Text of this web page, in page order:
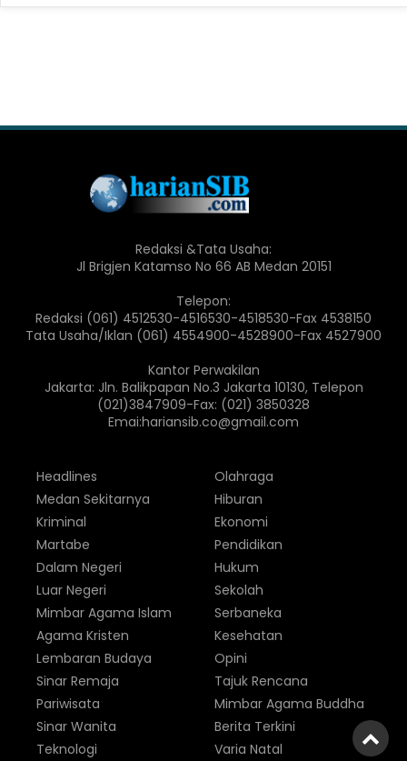
Redaksi &Tata Usaha:
Jl Brigjen Katamso No 66 AB Medan 20151
Telepon:
Redaksi (061) 4512530-4516530-4518530-Fax 4538150
Tata Usaha/Iklan (061) 4554900-4528900-Fax 4527900
Kantor Perwakilan
Jakarta: Jln. Balikpapan No.3 Jakarta 10130, Telepon
(021)3847909-Fax: (021) 3850328
Emai:hariansib.co@gmail.com
Headlines
Medan Sekitarnya
Kriminal
Martabe
Dalam Negeri
Luar Negeri
Olahraga
Hiburan
Ekonomi
Pendidikan
Hukum
Sekolah
Mimbar Agama Islam
Agama Kristen
Lembaran Budaya
Sinar Remaja
Pariwisata
Sinar Wanita
Serbaneka
Kesehatan
Opini
Tajuk Rencana
Mimbar Agama Buddha
Berita Terkini
Teknologi
Varia Natal